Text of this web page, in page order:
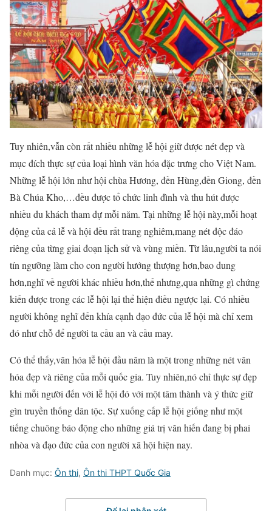
Tuy nhiên,vẫn còn rất nhiều những lễ hội giữ được nét đẹp và
mục đích thực sự của loại hình văn hóa đặc trưng cho Việt Nam.
Những lễ hội lớn như hội chùa Hương, đền Hùng,đền Giong, đền
Bà Chúa Kho,…đều được tổ chức linh đình và thu hút được
nhiều du khách tham dự mỗi năm. Tại những lễ hội này,mỗi hoạt
động của cả lễ và hội đều rất trang nghiêm,mang nét độc đáo
riêng của từng giai đoạn lịch sử và vùng miền. Từ lâu,người ta nói
tín ngưỡng làm cho con người hướng thượng hơn,bao dung
hơn,nghĩ về người khác nhiều hơn,thế nhưng,qua những gì chứng
kiến được trong các lễ hội lại thể hiện điều ngược lại. Có nhiều
người không nghĩ đến khía cạnh đạo đức của lễ hội mà chỉ xem
đó như chỗ để người ta cầu an và cầu may.
Có thể thấy,văn hóa lễ hội đầu năm là một trong những nét văn
hóa đẹp và riêng của mỗi quốc gia. Tuy nhiên,nó chỉ thực sự đẹp
khi mỗi người đến với lễ hội đó với một tâm thành và ý thức giữ
gìn truyền thống dân tộc. Sự xuống cấp lễ hội giống như một
tiếng chuông báo động cho những giá trị văn hiến đang bị phai
nhòa và đạo đức của con người xã hội hiện nay.
Danh mục: Ôn thi, Ôn thi THPT Quốc Gia